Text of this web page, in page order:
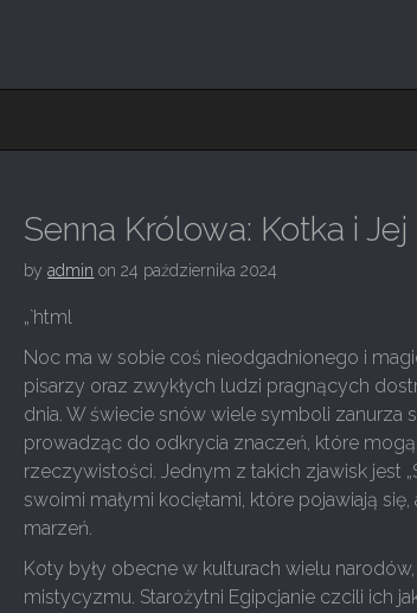
Senna Królowa: Kotka i
byadmin on24 października 2024
„`html
Noc ma w sobie coś nieodgadnionego i
pisarzy oraz zwykłych ludzi pragnących
dnia. W świecie snów wiele symboli zanurza
prowadząc do odkrycia znaczeń, które
rzeczywistości. Jednym z takich zjawisk jest
swoimi małymi kociętami, które pojawiają
marzeń.
Koty były obecne w kulturach wielu
mistycyzmu. Starożytni Egipcjanie czcili ich